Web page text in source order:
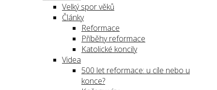
Velký spor věků
Články
Reformace
Příběhy reformace
Katolické koncily
Videa
500 let reformace: u cíle nebo u
konce?